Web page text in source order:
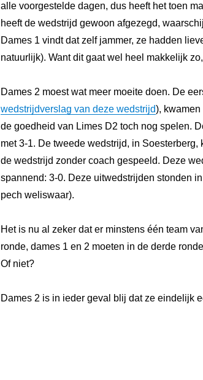
alle voorgestelde dagen, dus heeft het toen
heeft de wedstrijd gewoon afgezegd,
Dames 1 vindt dat zelf jammer, ze hadden
natuurlijk). Want dit gaat wel heel makkelijk
Dames 2 moest wat meer moeite doen. De
wedstrijdverslag van deze wedstrijd),
de goedheid van Limes D2 toch nog spelen.
met 3-1. De tweede wedstrijd, in
de wedstrijd zonder coach gespeeld. Deze
spannend: 3-0. Deze uitwedstrijden stonden
pech weliswaar).
Het is nu al zeker dat er minstens één team
ronde, dames 1 en 2 moeten in de derde
Of niet?
Dames 2 is in ieder geval blij dat ze eindelijk